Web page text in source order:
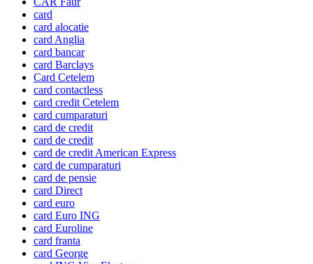
card
card alocatie
card Anglia
card bancar
card Barclays
Card Cetelem
card contactless
card credit Cetelem
card cumparaturi
card de credit
card de credit
card de credit American Express
card de cumparaturi
card de pensie
card Direct
card euro
card Euro ING
card Euroline
card franta
card George